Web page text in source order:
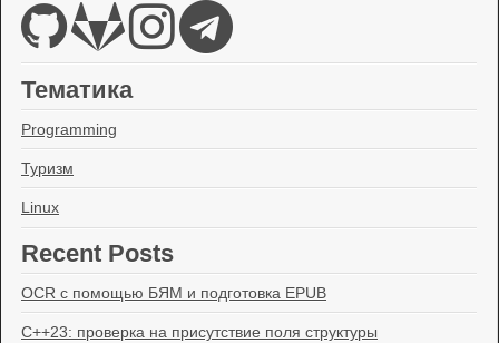
Тематика
Programming
Туризм
Linux
Recent Posts
OCR с помощью БЯМ и подготовка EPUB
C++23: проверка на присутствие поля структуры